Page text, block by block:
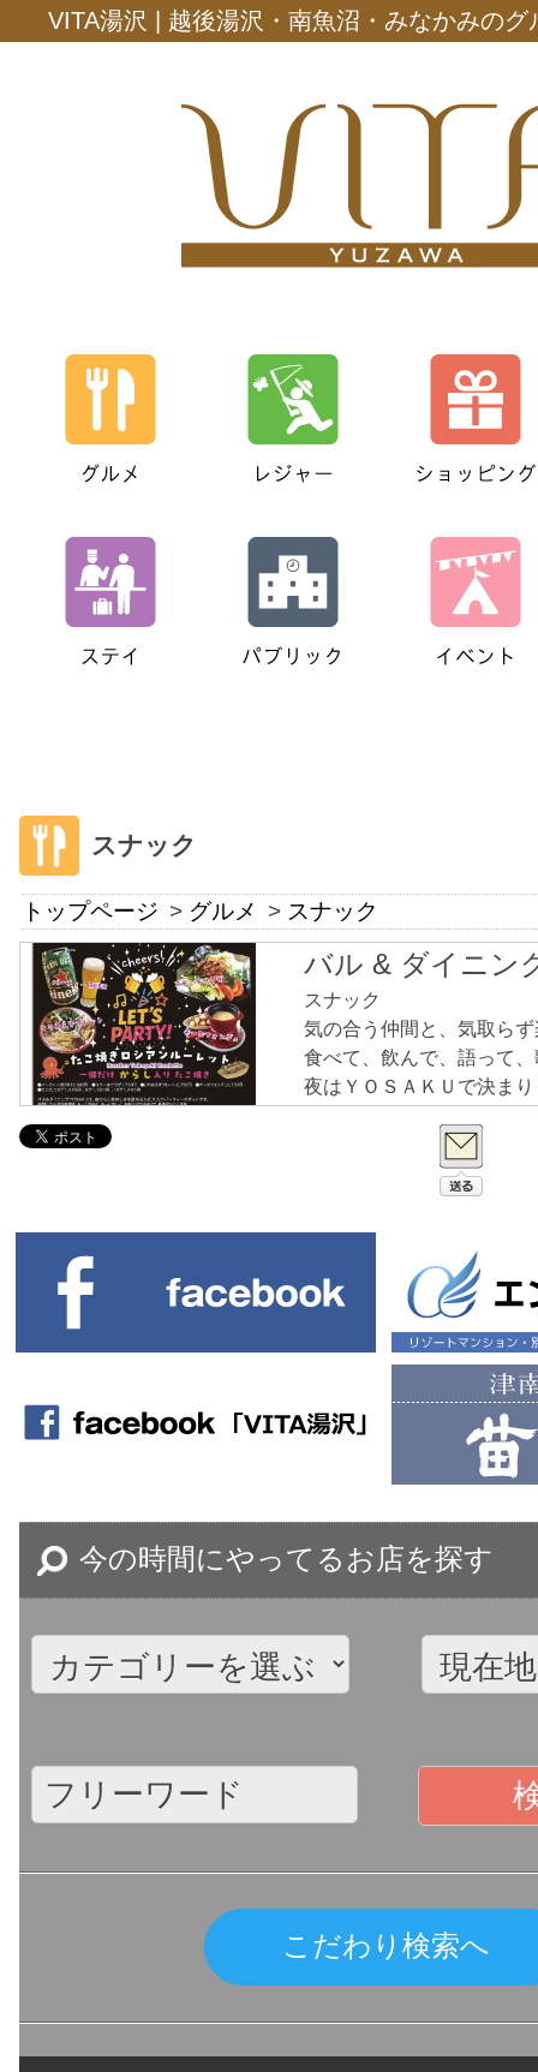
VITA湯沢 | 越後湯沢・南魚沼・みなかみの
スナック
トップページ グルメ スナック
バル & ダイニン
スナック
気の合う仲間と、気取ら
食べて、飲んで、語って
夜はＹＯＳＡＫＵで決まり
今の時間にやってるお店を探す
こだわり検索へ